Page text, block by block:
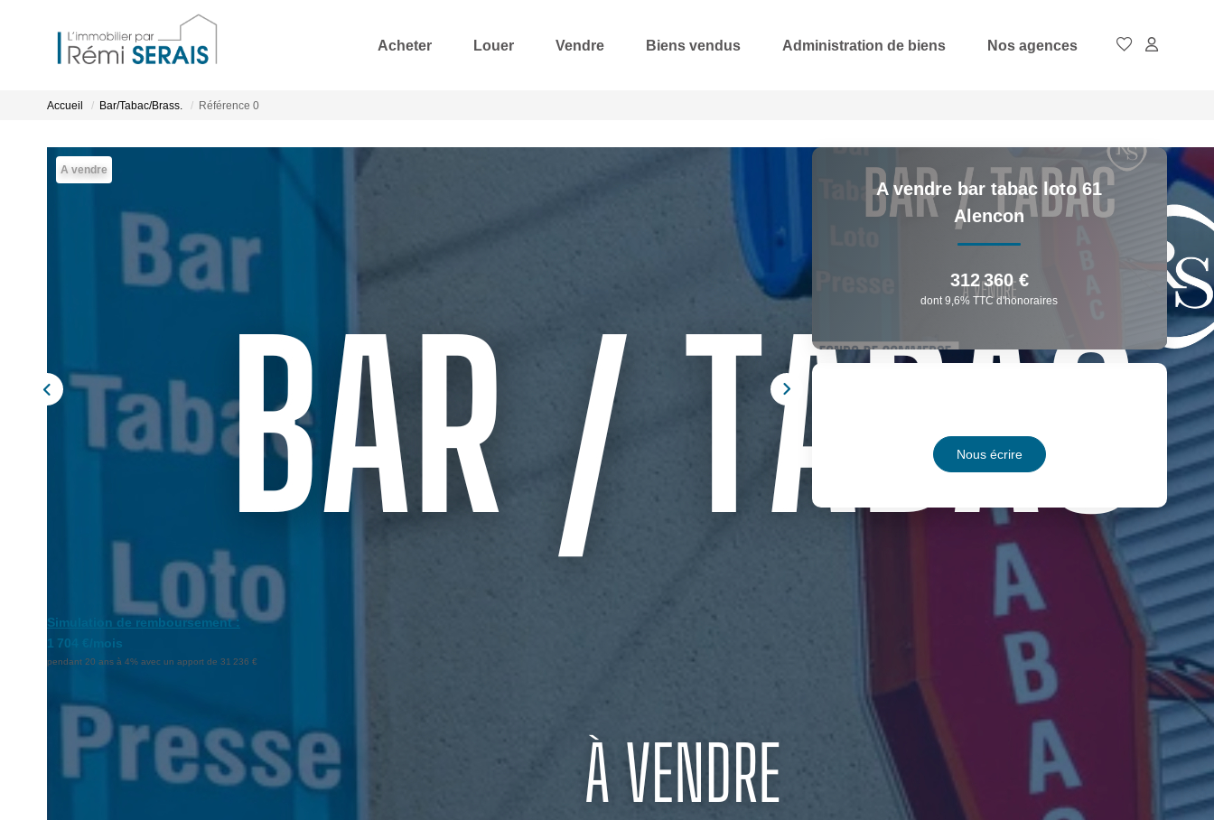
Acheter Louer Vendre Biens vendus Administration de biens Nos agences
Accueil Bar/Tabac/Brass. Référence 0
A vendre
Simulation de remboursement :
1 704 €/mois
pendant 20 ans à 4% avec un apport de 31 236 €
Description
A vendre bar tabac loto avec logement et terrasse en centre ville, les +
A vendre bar tabac loto 61
Alencon
312 360 €
dont 9,6% TTC d'honoraires
Nous écrire